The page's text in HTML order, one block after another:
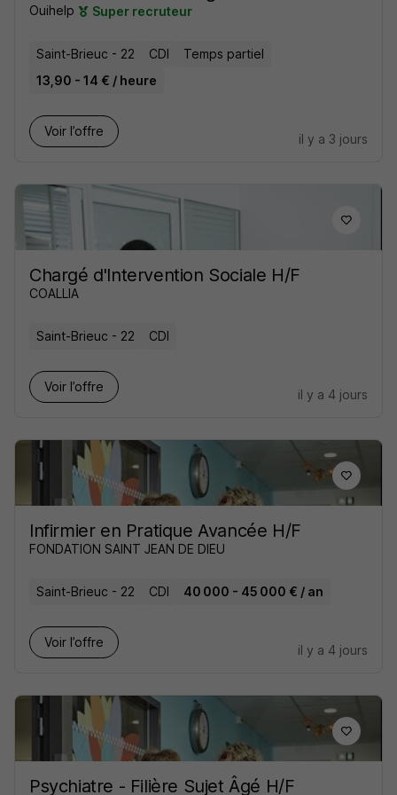
Ouihelp Super recruteur
Saint-Brieuc - 22 CDI
Temps partiel
13,90 - 14 € / heure
Voir l’offre
il y a 3 jours
Chargé d'Intervention Sociale H/F
COALLIA
Saint-Brieuc - 22 CDI
Voir l’offre
il y a 4 jours
Infirmier en Pratique Avancée H/F
FONDATION SAINT JEAN DE DIEU
Saint-Brieuc - 22 CDI 40 000 - 45 000 € / an
Voir l’offre
il y a 4 jours
Psychiatre - Filière Sujet Âgé H/F